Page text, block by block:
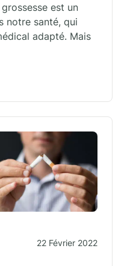
est un
notre santé, qui
adapté. Mais
22 Février 2022